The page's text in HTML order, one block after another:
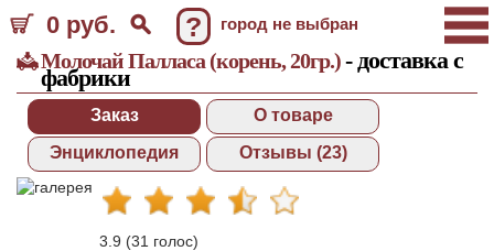
0 руб. ? город не выбран
Молочай Палласа (корень, 20гр.)- доставка с
фабрики
Заказ
О товаре
Энциклопедия
Отзывы (23)
3.9 (31 голос)